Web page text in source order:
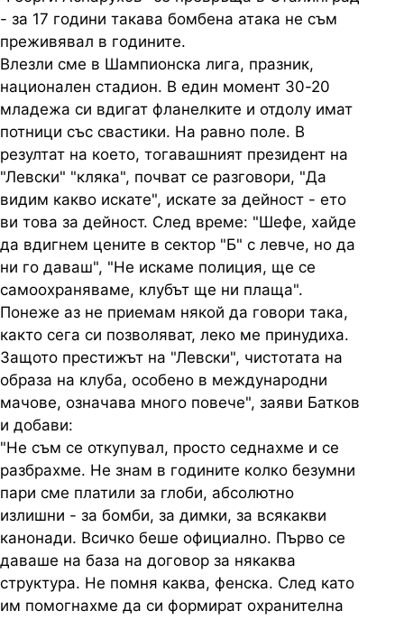
- за 17 години такава бомбена атака не съм
преживявал в годините.
Влезли сме в Шампионска лига, празник,
национален стадион. В един момент 30-20
младежа си вдигат фланелките и отдолу имат
потници със свастики. На равно поле. В
резултат на което, тогавашният президент на
"Левски" "кляка", почват се разговори, "Да
видим какво искате", искате за дейност - ето
ви това за дейност. След време: "Шефе, хайде
да вдигнем цените в сектор "Б" с левче, но да
ни го даваш", "Не искаме полиция, ще се
самоохраняваме, клубът ще ни плаща".
Понеже аз не приемам някой да говори така,
както сега си позволяват, леко ме принудиха.
Защото престижът на "Левски", чистотата на
образа на клуба, особено в международни
мачове, означава много повече", заяви Батков
и добави:
"Не съм се откупувал, просто седнахме и се
разбрахме. Не знам в годините колко безумни
пари сме платили за глоби, абсолютно
излишни - за бомби, за димки, за всякакви
канонади. Всичко беше официално. Първо се
даваше на база на договор за някаква
структура. Не помня каква, фенска. След като
им помогнахме да си формират охранителна